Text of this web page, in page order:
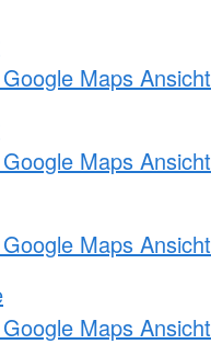
Maps Ansicht
Maps Ansicht
Maps Ansicht
Maps Ansicht